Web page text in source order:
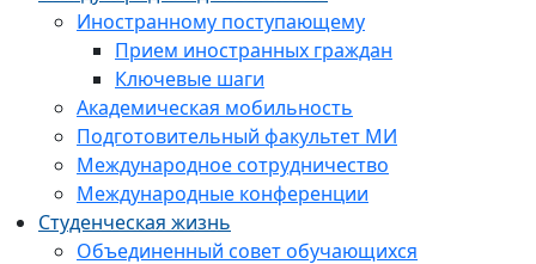
Иностранному поступающему
Прием иностранных граждан
Ключевые шаги
Академическая мобильность
Подготовительный факультет МИ
Международное сотрудничество
Международные конференции
Студенческая жизнь
Объединенный совет обучающихся